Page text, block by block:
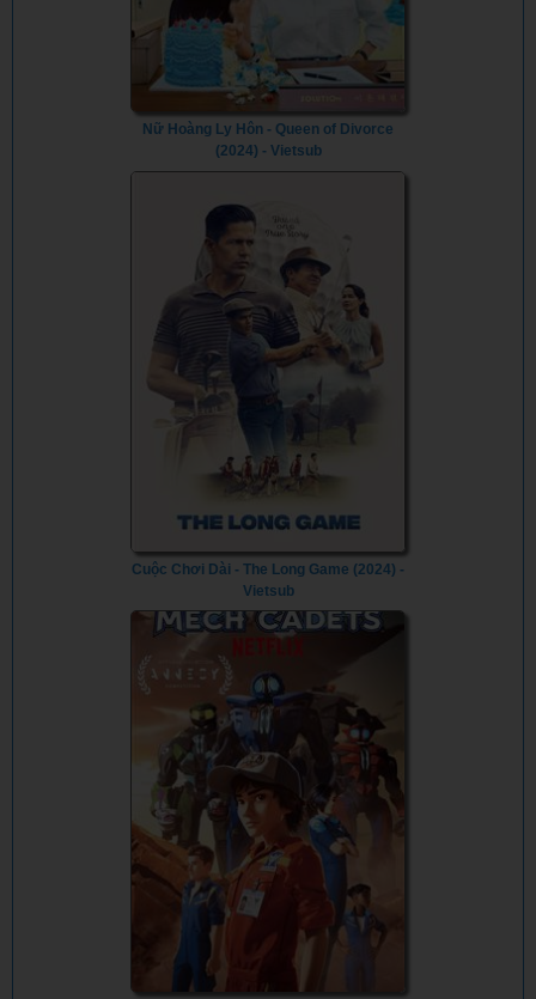
Nữ Hoàng Ly Hôn - Queen of Divorce
(2024) - Vietsub
Cuộc Chơi Dài - The Long Game (2024) -
Vietsub